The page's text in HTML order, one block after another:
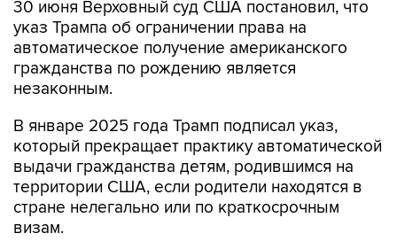
автоматическое получение американского
гражданства по рождению является
незаконным.
В январе 2025 года Трамп подписал указ,
выдачи гражданства детям, родившимся на
территории США, если родители находятся в
стране нелегально или по краткосрочным
визам.
Право на гражданство по рождению